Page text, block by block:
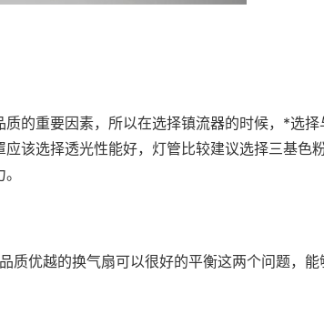
的重要因素，所以在选择镇流器的时候，*选
该选择透光性能好，灯管比较建议选择三基色
质优越的换气扇可以很好的平衡这两个问题，